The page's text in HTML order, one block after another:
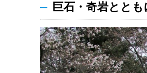
巨石・奇岩とと